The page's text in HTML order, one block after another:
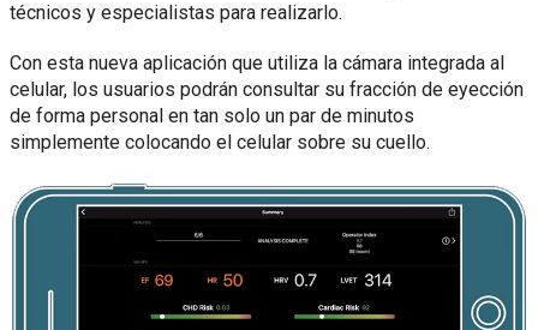
técnicos y especialistas para realizarlo.
Con esta nueva aplicación que utiliza la cámara integrada al
celular, los usuarios podrán consultar su fracción de eyección
de forma personal en tan solo un par de minutos
simplemente colocando el celular sobre su cuello.